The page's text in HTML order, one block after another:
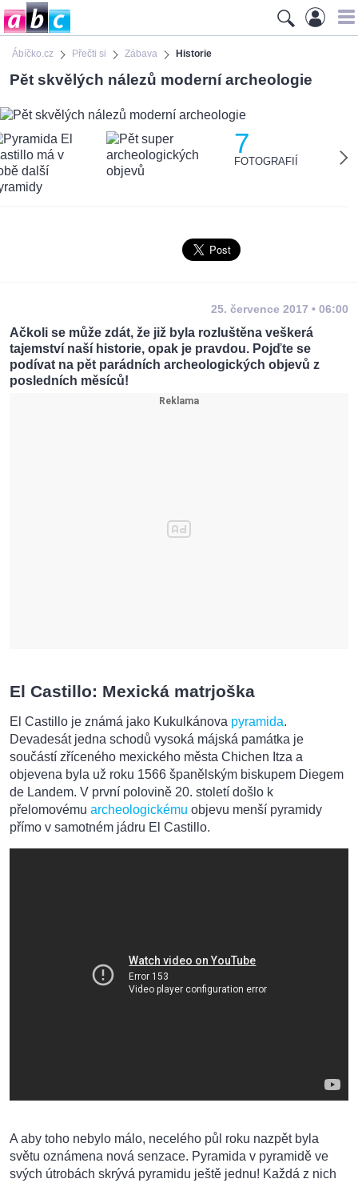
Ábíčko.cz Přečti si Zábava Historie
Pět skvělých nálezů moderní archeologie
7
FOTOGRAFIÍ
25. července 2017 • 06:00
Ačkoli se může zdát, že již byla rozluštěna veškerá
tajemství naší historie, opak je pravdou. Pojďte se
podívat na pět parádních archeologických objevů z
posledních měsíců!
El Castillo: Mexická matrjoška
El Castillo je známá jako Kukulkánova pyramida.
Devadesát jedna schodů vysoká májská památka je
součástí zříceného mexického města Chichen Itza a
objevena byla už roku 1566 španělským biskupem Diegem
de Landem. V první polovině 20. století došlo k
přelomovému archeologickému objevu menší pyramidy
přímo v samotném jádru El Castillo.
A aby toho nebylo málo, necelého půl roku nazpět byla
světu oznámena nová senzace. Pyramida v pyramidě ve
svých útrobách skrývá pyramidu ještě jednu! Každá z nich